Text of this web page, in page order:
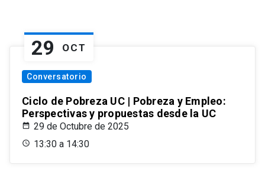
29 OCT
Conversatorio
Ciclo de Pobreza UC | Pobreza y Empleo:
Perspectivas y propuestas desde la UC
29 de Octubre de 2025
13:30 a 14:30